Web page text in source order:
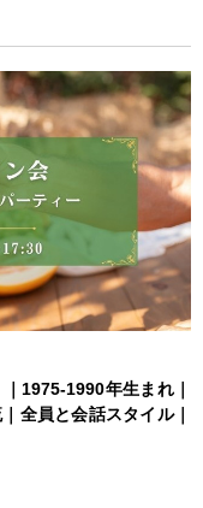
1975-1990年生まれ｜
全員と会話スタイル｜